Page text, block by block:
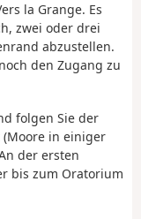
la Grange. Es
zwei oder drei
abzustellen.
den Zugang zu
folgen Sie der
in einiger
der ersten
bis zum Oratorium